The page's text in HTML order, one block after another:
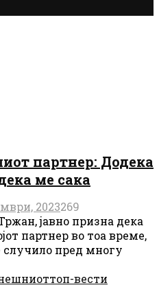
партнер: Додека
ме сака
2023269
јавно призна дека
партнер во тоа време,
случило пред многу
топ-вести